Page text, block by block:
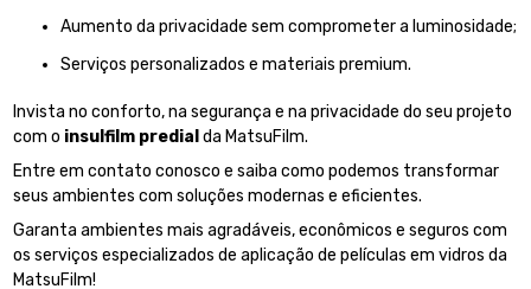
Aumento da privacidade sem comprometer a luminosidade;
Serviços personalizados e materiais premium.
Invista no conforto, na segurança e na privacidade do seu projeto
com o insulfilm predial da MatsuFilm.
Entre em contato conosco e saiba como podemos transformar
seus ambientes com soluções modernas e eficientes.
Garanta ambientes mais agradáveis, econômicos e seguros com
os serviços especializados de aplicação de películas em vidros da
MatsuFilm!